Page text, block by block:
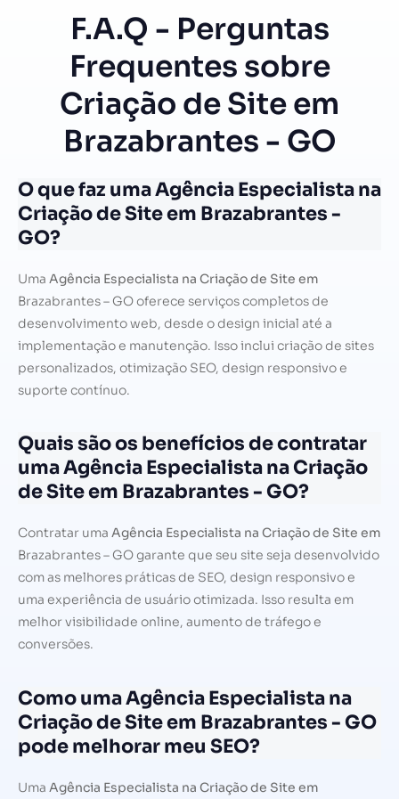
F.A.Q - Perguntas
Frequentes sobre
Criação de Site em
Brazabrantes - GO
O que faz uma Agência Especialista na
Criação de Site em Brazabrantes -
GO?
Uma Agência Especialista na Criação de Site em
Brazabrantes – GO oferece serviços completos de
desenvolvimento web, desde o design inicial até a
implementação e manutenção. Isso inclui criação de sites
personalizados, otimização SEO, design responsivo e
suporte contínuo.
Quais são os benefícios de contratar
uma Agência Especialista na Criação
de Site em Brazabrantes - GO?
Contratar uma Agência Especialista na Criação de Site em
Brazabrantes – GO garante que seu site seja desenvolvido
com as melhores práticas de SEO, design responsivo e
uma experiência de usuário otimizada. Isso resulta em
melhor visibilidade online, aumento de tráfego e
conversões.
Como uma Agência Especialista na
Criação de Site em Brazabrantes - GO
pode melhorar meu SEO?
Uma Agência Especialista na Criação de Site em